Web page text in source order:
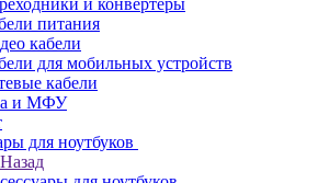
и конвертеры
питания
кабели
для мобильных устройств
кабели
и МФУ
для ноутбуков
Назад